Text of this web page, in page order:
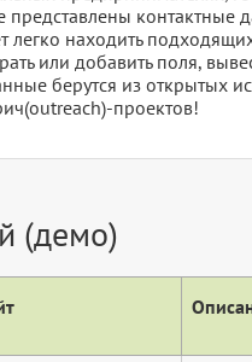
представлены
легко находить
или добавить поля,
берутся из открытых
проектов!
(демо)